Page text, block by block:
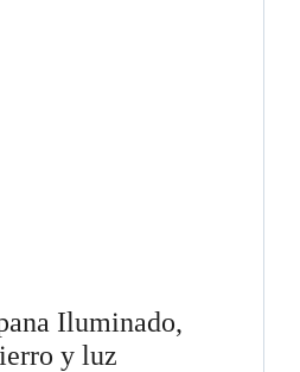
Iluminado,
y luz